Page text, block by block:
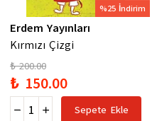
%25 İndirim
Erdem Yayınları
Kırmızı Çizgi
₺ 200.00
₺ 150.00
Sepete Ekle